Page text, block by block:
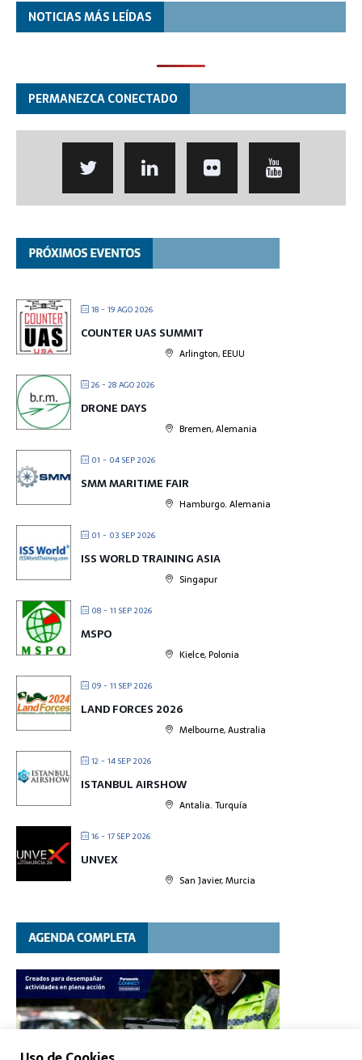
NOTICIAS MÁS LEÍDAS
PERMANEZCA CONECTADO
18 - 19 AGO 2026
COUNTER UAS SUMMIT
Arlington, EEUU
26 - 28 AGO 2026
DRONE DAYS
Bremen, Alemania
01 - 04 SEP 2026
SMM MARITIME FAIR
Hamburgo. Alemania
01 - 03 SEP 2026
ISS WORLD TRAINING ASIA
Singapur
08 - 11 SEP 2026
MSPO
Kielce, Polonia
09 - 11 SEP 2026
LAND FORCES 2026
Melbourne, Australia
12 - 14 SEP 2026
ISTANBUL AIRSHOW
Antalia. Turquía
16 - 17 SEP 2026
UNVEX
San Javier, Murcia